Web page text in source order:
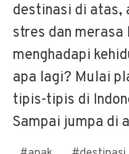
destinasi di atas,
stres dan merasa
menghadapi
apa lagi? Mulai
tipis-tipis di
Sampai jumpa di
Post